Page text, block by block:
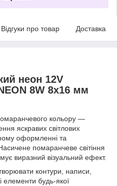
Відгуки про товар Доставка
неон 12V
8W 8x16 мм
кольору —
яскравих світлових
оформленні та
помаранчеве світіння
виразний візуальний ефект.
контури, написи,
елементи будь-якої